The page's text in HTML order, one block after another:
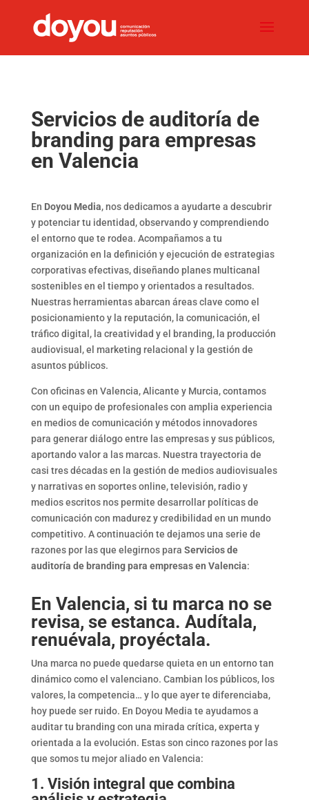
Servicios de auditoría de
branding para empresas
en Valencia
En Doyou Media, nos dedicamos a ayudarte a descubrir
y potenciar tu identidad, observando y comprendiendo
el entorno que te rodea. Acompañamos a tu
organización en la definición y ejecución de estrategias
corporativas efectivas, diseñando planes multicanal
sostenibles en el tiempo y orientados a resultados.
Nuestras herramientas abarcan áreas clave como el
posicionamiento y la reputación, la comunicación, el
tráfico digital, la creatividad y el branding, la producción
audiovisual, el marketing relacional y la gestión de
asuntos públicos.
Con oficinas en Valencia, Alicante y Murcia, contamos
con un equipo de profesionales con amplia experiencia
en medios de comunicación y métodos innovadores
para generar diálogo entre las empresas y sus públicos,
aportando valor a las marcas. Nuestra trayectoria de
casi tres décadas en la gestión de medios audiovisuales
y narrativas en soportes online, televisión, radio y
medios escritos nos permite desarrollar políticas de
comunicación con madurez y credibilidad en un mundo
competitivo. A continuación te dejamos una serie de
razones por las que elegirnos para Servicios de
auditoría de branding para empresas en Valencia:
En Valencia, si tu marca no se
revisa, se estanca. Audítala,
renuévala, proyéctala.
Una marca no puede quedarse quieta en un entorno tan
dinámico como el valenciano. Cambian los públicos, los
valores, la competencia… y lo que ayer te diferenciaba,
hoy puede ser ruido. En Doyou Media te ayudamos a
auditar tu branding con una mirada crítica, experta y
orientada a la evolución. Estas son cinco razones por las
que somos tu mejor aliado en Valencia:
1. Visión integral que combina